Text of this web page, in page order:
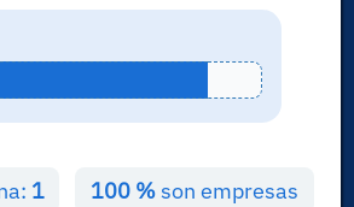
100 %son empresas
1